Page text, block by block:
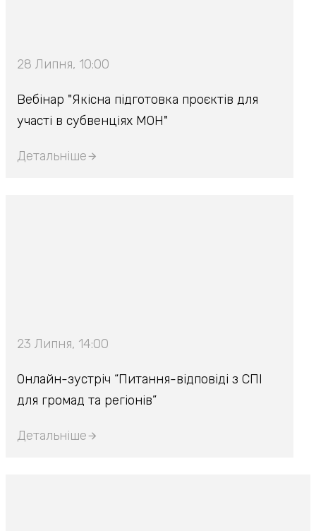
28 Липня, 10:00
Вебінар "Якісна підготовка проєктів для
участі в субвенціях МОН"
Детальніше
23 Липня, 14:00
Онлайн-зустріч “Питання-відповіді з СПІ
для громад та регіонів”
Детальніше